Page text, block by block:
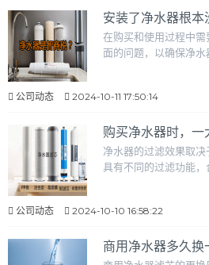
安装了净水器根本
在购买和使用过程中
面的问题，以确保净水
公司动态 2024-10-11 17:50:14
购买净水器时，
净水器的过滤效果取
具有不同的过滤功能，
公司动态 2024-10-10 16:58:22
商用净水器多久换